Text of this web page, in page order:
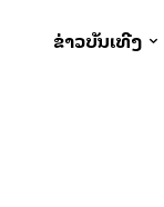
ຂ່າວບັນເທີງ